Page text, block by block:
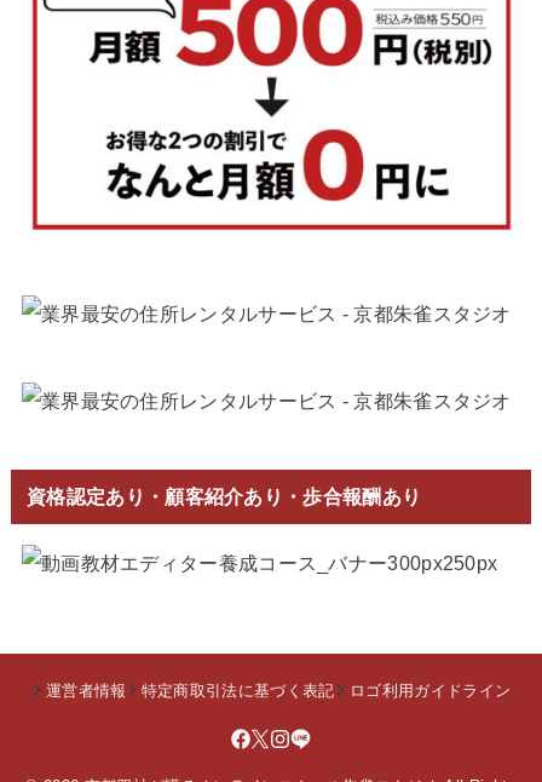
資格認定あり・顧客紹介あり・歩合報酬あり
運営者情報 特定商取引法に基づく表記 ロゴ利用ガイドライン